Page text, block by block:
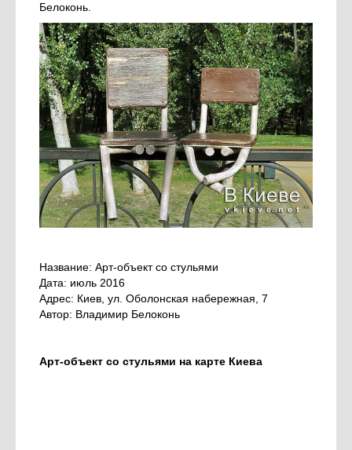
Белоконь.
Название: Арт-объект со стульями
Дата: июль 2016
Адрес: Киев, ул. Оболонская набережная, 7
Автор: Владимир Белоконь
Арт-объект со стульями на карте Киева